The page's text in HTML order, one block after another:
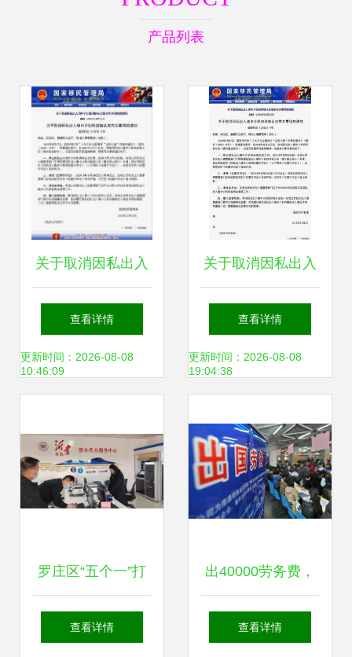
产品列表
关于取消因私出入
境中介机构资格认
定审批相关事项的
查看详情
更新时间：2026-08-08
10:46:09
关于取消因私出入
境中介机构资格认
定审批相关事宜的
查看详情
更新时间：2026-08-08
19:04:38
罗庄区“五个一”打
造因私出入境中介
查看详情
出40000劳务费，
去日本工厂三年赚
查看详情